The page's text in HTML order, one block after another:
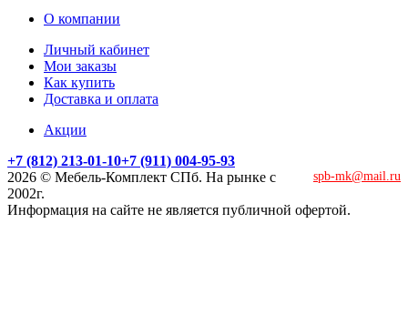
О компании
Личный кабинет
Мои заказы
Как купить
Доставка и оплата
Акции
+7 (812) 213-01-10+7 (911) 004-95-93
spb-mk@mail.ru
2026 © Мебель-Комплект СПб. На рынке с
2002г.
Информация на сайте не является публичной офертой.